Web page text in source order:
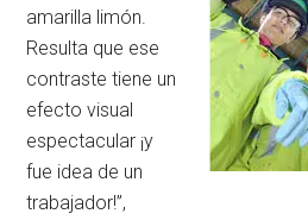
amarilla limón.
Resulta que ese
contraste tiene un
efecto visual
espectacular ¡y
fue idea de un
trabajador!”,